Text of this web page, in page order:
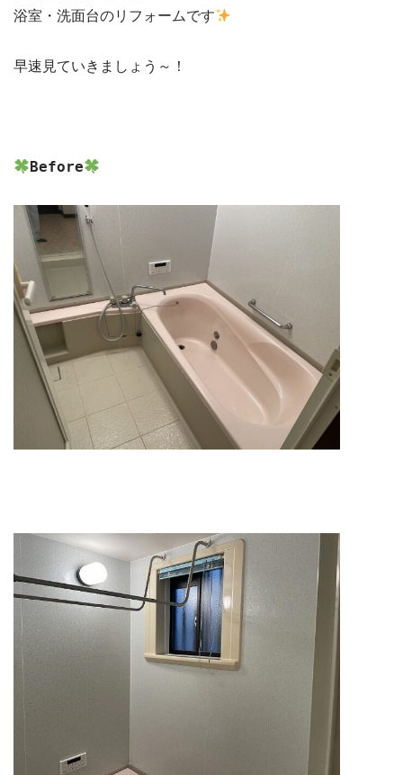
浴室・洗面台のリフォームです
早速見ていきましょう～！
Before